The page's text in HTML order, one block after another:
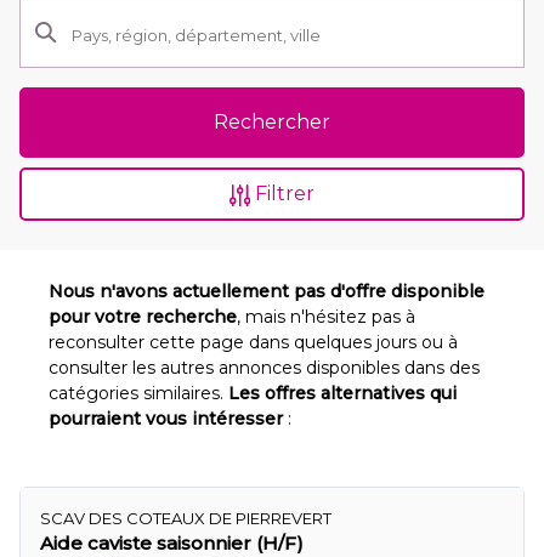
Rechercher
Filtrer
Nous n'avons actuellement pas d'offre disponible
pour votre recherche, mais n'hésitez pas à
reconsulter cette page dans quelques jours ou à
consulter les autres annonces disponibles dans des
catégories similaires. Les offres alternatives qui
pourraient vous intéresser:
SCAV DES COTEAUX DE PIERREVERT
Aide caviste saisonnier (H/F)